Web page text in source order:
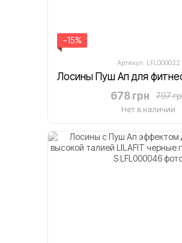
−15%
Артикул: LFL000022
797
678 грн
Нет в наличии